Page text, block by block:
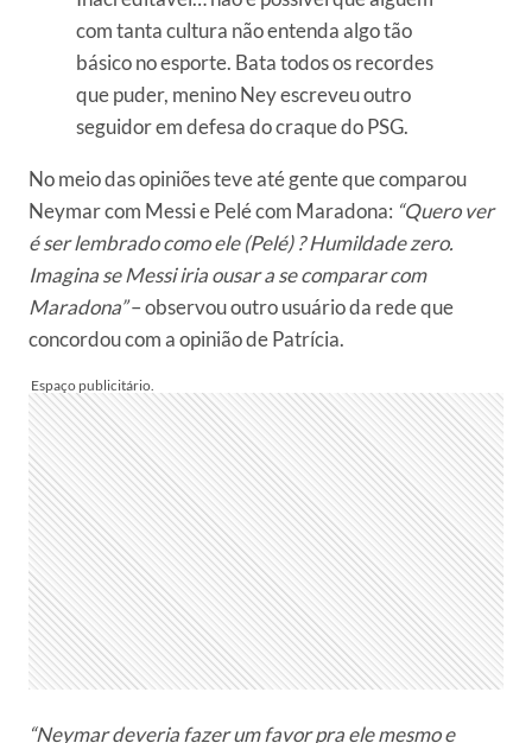
com tanta cultura não entenda algo tão
básico no esporte. Bata todos os recordes
que puder, menino Ney escreveu outro
seguidor em defesa do craque do PSG.
No meio das opiniões teve até gente que comparou
Neymar com Messi e Pelé com Maradona: “Quero ver
é ser lembrado como ele (Pelé) ? Humildade zero.
Imagina se Messi iria ousar a se comparar com
Maradona”– observou outro usuário da rede que
concordou com a opinião de Patrícia.
“Neymar deveria fazer um favor pra ele mesmo e